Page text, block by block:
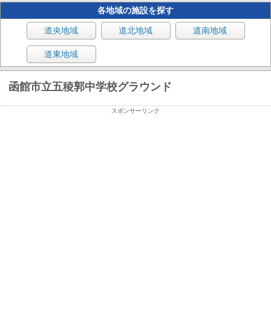
各地域の施設を探す
道央地域 道北地域 道南地域
道東地域
函館市立五稜郭中学校グラウンド
スポンサーリンク